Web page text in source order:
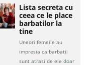
Lista secreta cu
ceea ce le place
barbatilor la
tine
Uneori femeile au
impresia ca barbatii
sunt atrasi de ele doar